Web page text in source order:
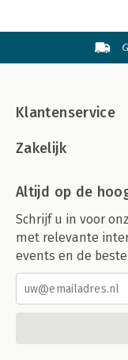
Klantenservice
Zakelijk
Altijd op de
Schrijf u in voor
met relevante
events en de